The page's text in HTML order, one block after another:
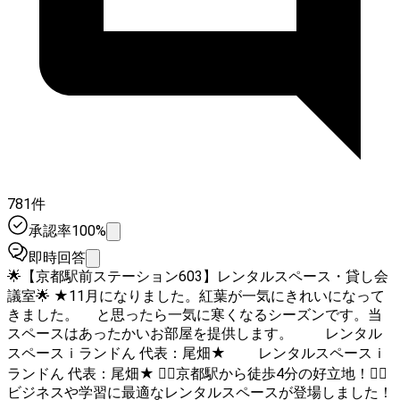
781件
承認率100%
即時回答
🌟【京都駅前ステーション603】レンタルスペース・貸し会
議室🌟 ★11月になりました。紅葉が一気にきれいになって
きました。 と思ったら一気に寒くなるシーズンです。当
スペースはあったかいお部屋を提供します。 レンタル
スペースｉランドん 代表：尾畑★ レンタルスペースｉ
ランドん 代表：尾畑★ 🚶‍♂️京都駅から徒歩4分の好立地！🚶‍♀️
ビジネスや学習に最適なレンタルスペースが登場しました！